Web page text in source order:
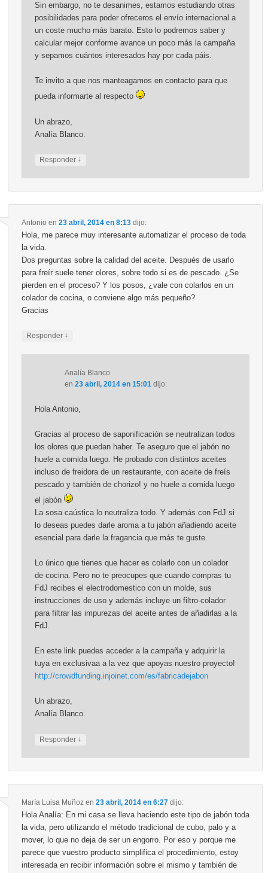
Sin embargo, no te desanimes, estamos estudiando otras
posibilidades para poder ofreceros el envío internacional a
un coste mucho más barato. Esto lo podremos saber y
calcular mejor conforme avance un poco más la campaña
y sepamos cuántos interesados hay por cada páis.
Te invito a que nos manteagamos en contacto para que
pueda informarte al respecto
Un abrazo,
Analía Blanco.
Responder ↓
Antonio en 23 abril, 2014 en 8:13 dijo:
Hola, me parece muy interesante automatizar el proceso de toda
la vida.
Dos preguntas sobre la calidad del aceite. Después de usarlo
para freír suele tener olores, sobre todo si es de pescado. ¿Se
pierden en el proceso? Y los posos, ¿vale con colarlos en un
colador de cocina, o conviene algo más pequeño?
Gracias
Responder ↓
Analía Blanco
en 23 abril, 2014 en 15:01 dijo:
Hola Antonio,
Gracias al proceso de saponificación se neutralizan todos
los olores que puedan haber. Te aseguro que el jabón no
huele a comida luego. He probado con distintos aceites
incluso de freidora de un restaurante, con aceite de freís
pescado y también de chorizo! y no huele a comida luego
el jabón
La sosa caústica lo neutraliza todo. Y además con FdJ si
lo deseas puedes darle aroma a tu jabón añadiendo aceite
esencial para darle la fragancia que más te guste.
Lo único que tienes que hacer es colarlo con un colador
de cocina. Pero no te preocupes que cuando compras tu
FdJ recibes el electrodomestico con un molde, sus
instrucciones de uso y además incluye un filtro-colador
para filtrar las impurezas del aceite antes de añadirlas a la
FdJ.
En este link puedes acceder a la campaña y adquirir la
tuya en exclusivaa a la vez que apoyas nuestro proyecto!
http://crowdfunding.injoinet.com/es/fabricadejabon
Un abrazo,
Analía Blanco.
Responder ↓
María Luisa Muñozen 23 abril, 2014 en 6:27 dijo:
Hola Analía: En mi casa se lleva haciendo este tipo de jabón toda
la vida, pero utilizando el método tradicional de cubo, palo y a
mover, lo que no deja de ser un engorro. Por eso y porque me
parece que vuestro producto simplifica el procedimiento, estoy
interesada en recibir información sobre el mismo y también de